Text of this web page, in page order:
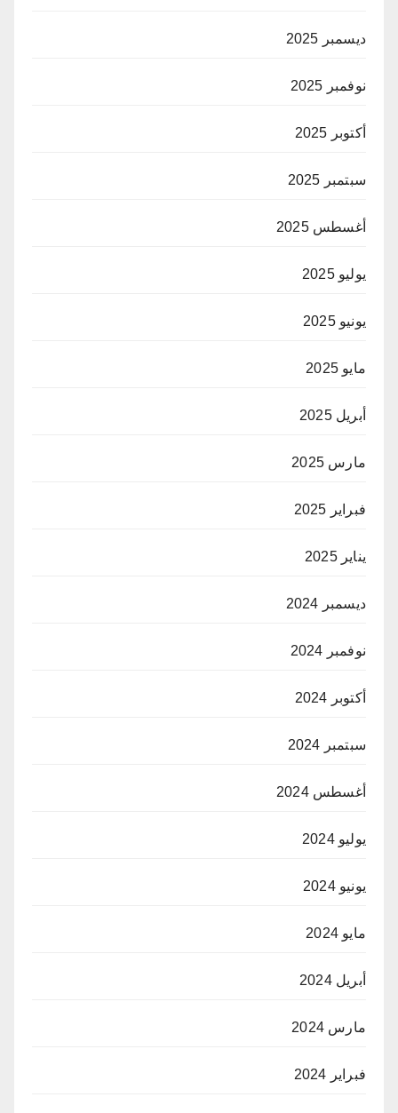
ديسمبر 2025
نوفمبر 2025
أكتوبر 2025
سبتمبر 2025
أغسطس 2025
يوليو 2025
يونيو 2025
مايو 2025
أبريل 2025
مارس 2025
فبراير 2025
يناير 2025
ديسمبر 2024
نوفمبر 2024
أكتوبر 2024
سبتمبر 2024
أغسطس 2024
يوليو 2024
يونيو 2024
مايو 2024
أبريل 2024
مارس 2024
فبراير 2024